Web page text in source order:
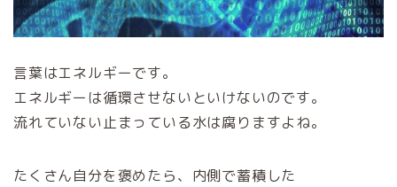
言葉はエネルギーです。
エネルギーは循環させないといけないのです。
流れていない止まっている水は腐りますよね。
たくさん自分を褒めたら、内側で蓄積した